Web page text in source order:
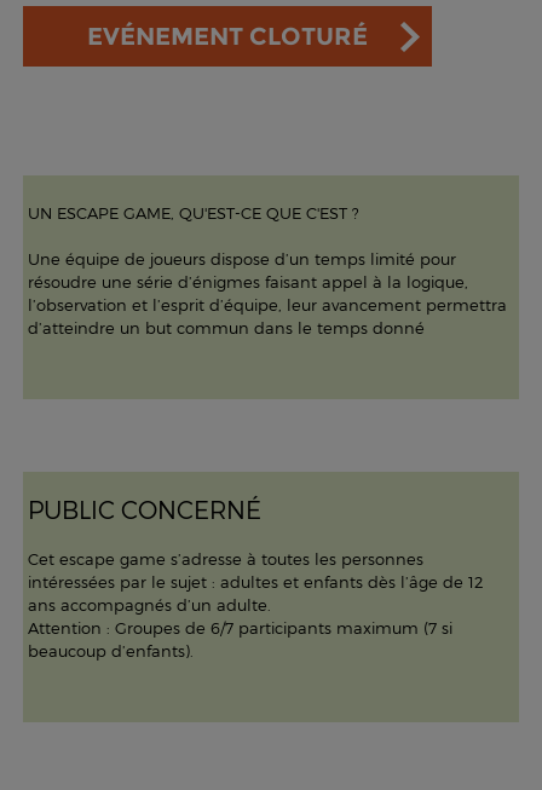
EVÉNEMENT CLOTURÉ
UN ESCAPE GAME, QU'EST-CE QUE C'EST ?
Une équipe de joueurs dispose d’un temps limité pour
résoudre une série d’énigmes faisant appel à la logique,
l’observation et l’esprit d’équipe, leur avancement permettra
d’atteindre un but commun dans le temps donné
PUBLIC CONCERNÉ
Cet escape game s’adresse à toutes les personnes
intéressées par le sujet : adultes et enfants dès l’âge de 12
ans accompagnés d’un adulte.
Attention : Groupes de 6/7 participants maximum (7 si
beaucoup d’enfants).